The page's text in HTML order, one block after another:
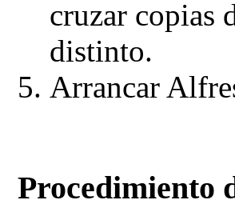
cruzar copias
distinto.
Arrancar
Procedimiento